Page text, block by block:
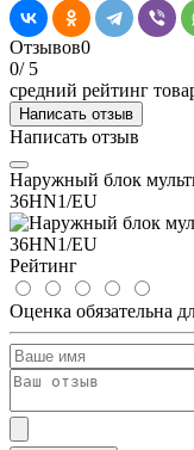
Отзывов0
0/ 5
средний рейтинг
Написать отзыв
Написать отзыв
Наружный блок
36HN1/EU
Рейтинг
Оценка обязательна